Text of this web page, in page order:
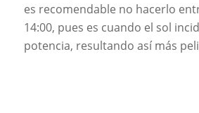
es recomendable no hacerlo
14:00, pues es cuando el sol
potencia, resultando así más